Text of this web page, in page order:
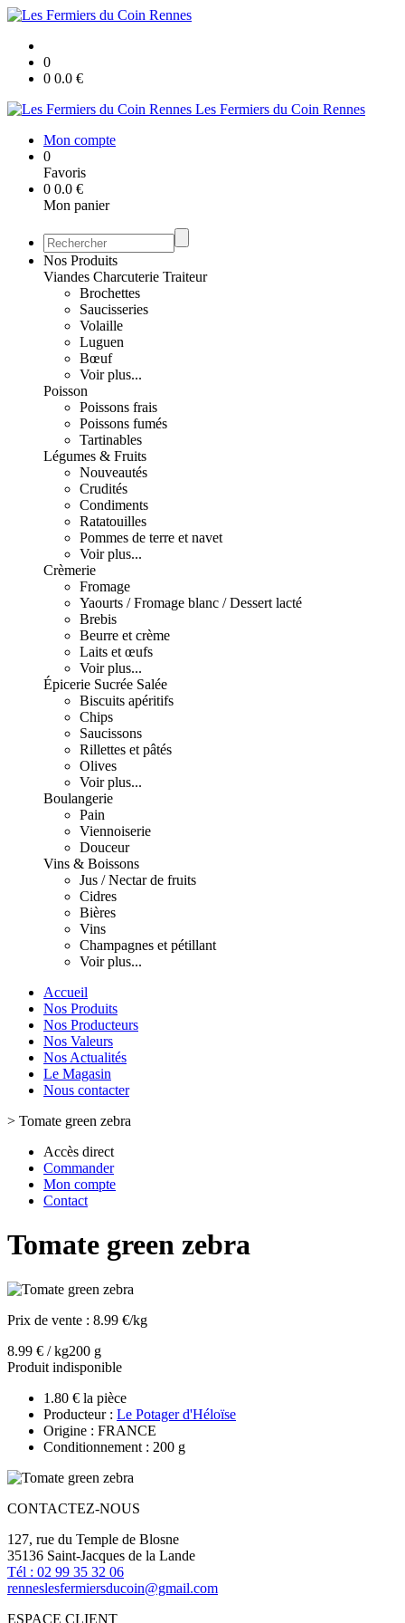
0
0 0.0 €
Les Fermiers du Coin Rennes
Mon compte
0
Favoris
0 0.0 €
Mon panier
Nos Produits
Viandes Charcuterie Traiteur
Brochettes
Saucisseries
Volaille
Luguen
Bœuf
Voir plus...
Poisson
Poissons frais
Poissons fumés
Tartinables
Légumes & Fruits
Nouveautés
Crudités
Condiments
Ratatouilles
Pommes de terre et navet
Voir plus...
Crèmerie
Fromage
Yaourts / Fromage blanc / Dessert lacté
Brebis
Beurre et crème
Laits et œufs
Voir plus...
Épicerie Sucrée Salée
Biscuits apéritifs
Chips
Saucissons
Rillettes et pâtés
Olives
Voir plus...
Boulangerie
Pain
Viennoiserie
Douceur
Vins & Boissons
Jus / Nectar de fruits
Cidres
Bières
Vins
Champagnes et pétillant
Voir plus...
Accueil
Nos Produits
Nos Producteurs
Nos Valeurs
Nos Actualités
Le Magasin
Nous contacter
> Tomate green zebra
Accès direct
Commander
Mon compte
Contact
Tomate green zebra
Prix de vente : 8.99 €/kg
8.99 € / kg200 g
Produit indisponible
1.80 € la pièce
Producteur : Le Potager d'Héloïse
Origine : FRANCE
Conditionnement : 200 g
CONTACTEZ-NOUS
127, rue du Temple de Blosne
35136 Saint-Jacques de la Lande
Tél : 02 99 35 32 06
renneslesfermiersducoin@gmail.com
ESPACE CLIENT